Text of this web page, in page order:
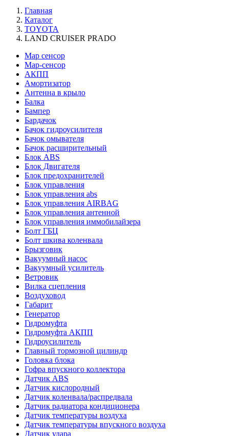
Главная
Каталог
TOYOTA
LAND CRUISER PRADO
Map сенсор
Map-сенсор
АКПП
Амортизатор
Антенна в крыло
Балка
Бампер
Бардачок
Бачок гидроусилителя
Бачок омывателя
Бачок расширительный
Блок ABS
Блок Двигателя
Блок предохранителей
Блок управления
Блок управления abs
Блок управления AIRBAG
Блок управления антенной
Блок управления иммобилайзера
Болт ГБЦ
Болт шкива коленвала
Брызговик
Вакуумный насос
Вакуумный усилитель
Ветровик
Вилка сцепления
Воздуховод
Габарит
Генератор
Гидромуфта
Гидромуфта АКПП
Гидроусилитель
Главный тормозной цилиндр
Головка блока
Гофра впускного коллектора
Датчик ABS
Датчик кислородный
Датчик коленвала/распредвала
Датчик радиатора кондиционера
Датчик температуры воздуха
Датчик температуры впускного воздуха
Датчик удара